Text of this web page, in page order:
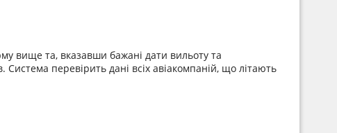
вище та, вказавши бажані дати вильоту та
перевірить дані всіх авіакомпаній, що літають